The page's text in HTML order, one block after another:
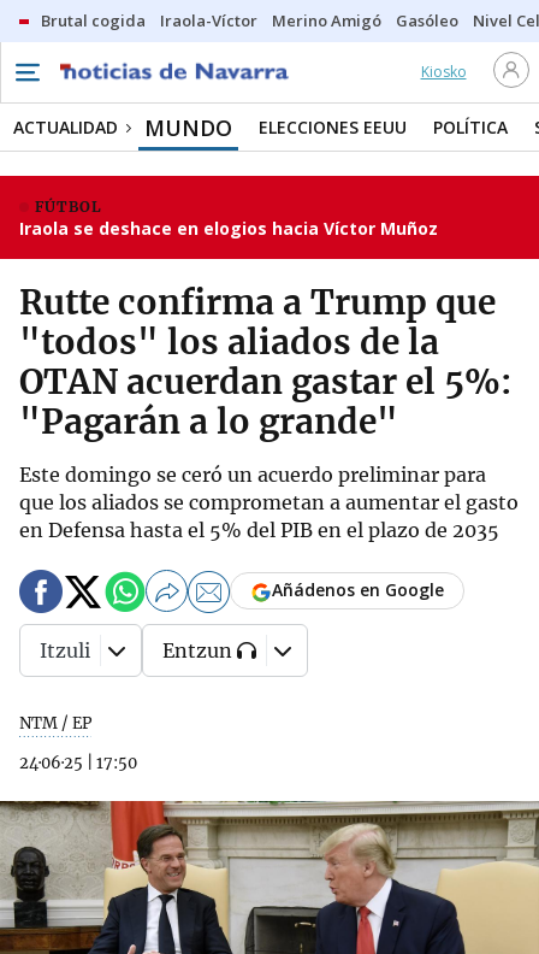
Brutal cogida Iraola-Víctor Merino Amigó Gasóleo Nivel
Kiosko
ACTUALIDAD MUNDO ELECCIONES EEUU POLÍTICA
FÚTBOL
Iraola se deshace en elogios hacia Víctor Muñoz
Rutte confirma a Trump que
"todos" los aliados de la
OTAN acuerdan gastar el 5%:
"Pagarán a lo grande"
Este domingo se ceró un acuerdo preliminar para
que los aliados se comprometan a aumentar el gasto
en Defensa hasta el 5% del PIB en el plazo de 2035
NTM / EP
24·06·25
17:50
Añádenos en Google
Itzuli Entzun